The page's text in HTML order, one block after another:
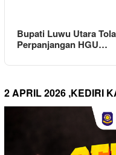
Bupati Luwu Utara
Perpanjangan HGU…
2 APRIL 2026 ,KEDIRI